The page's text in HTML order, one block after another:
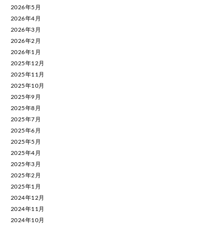
2026年5月
2026年4月
2026年3月
2026年2月
2026年1月
2025年12月
2025年11月
2025年10月
2025年9月
2025年8月
2025年7月
2025年6月
2025年5月
2025年4月
2025年3月
2025年2月
2025年1月
2024年12月
2024年11月
2024年10月